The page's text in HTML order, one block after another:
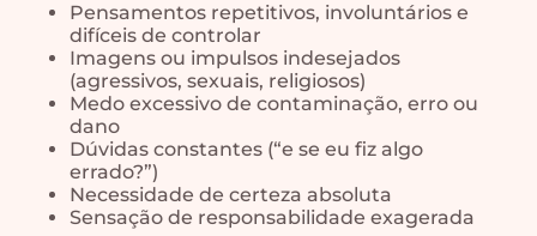
Pensamentos repetitivos, involuntários e
difíceis de controlar
Imagens ou impulsos indesejados
(agressivos, sexuais, religiosos)
Medo excessivo de contaminação, erro ou
dano
Dúvidas constantes (“e se eu fiz algo
errado?”)
Necessidade de certeza absoluta
Sensação de responsabilidade exagerada